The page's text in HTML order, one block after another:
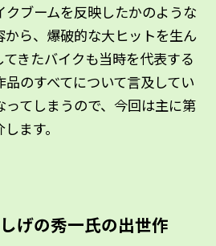
ブームを反映したかのような
から、爆破的な大ヒットを生ん
きたバイクも当時を代表する
のすべてについて言及してい
ってしまうので、今回は主に第
ます。
げの秀一氏の出世作